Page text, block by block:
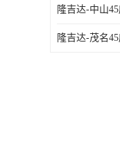
隆吉达-中山
隆吉达-茂名